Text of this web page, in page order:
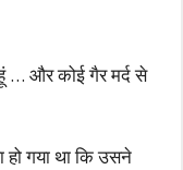
… और कोई गैर मर्द से
हो गया था कि उसने